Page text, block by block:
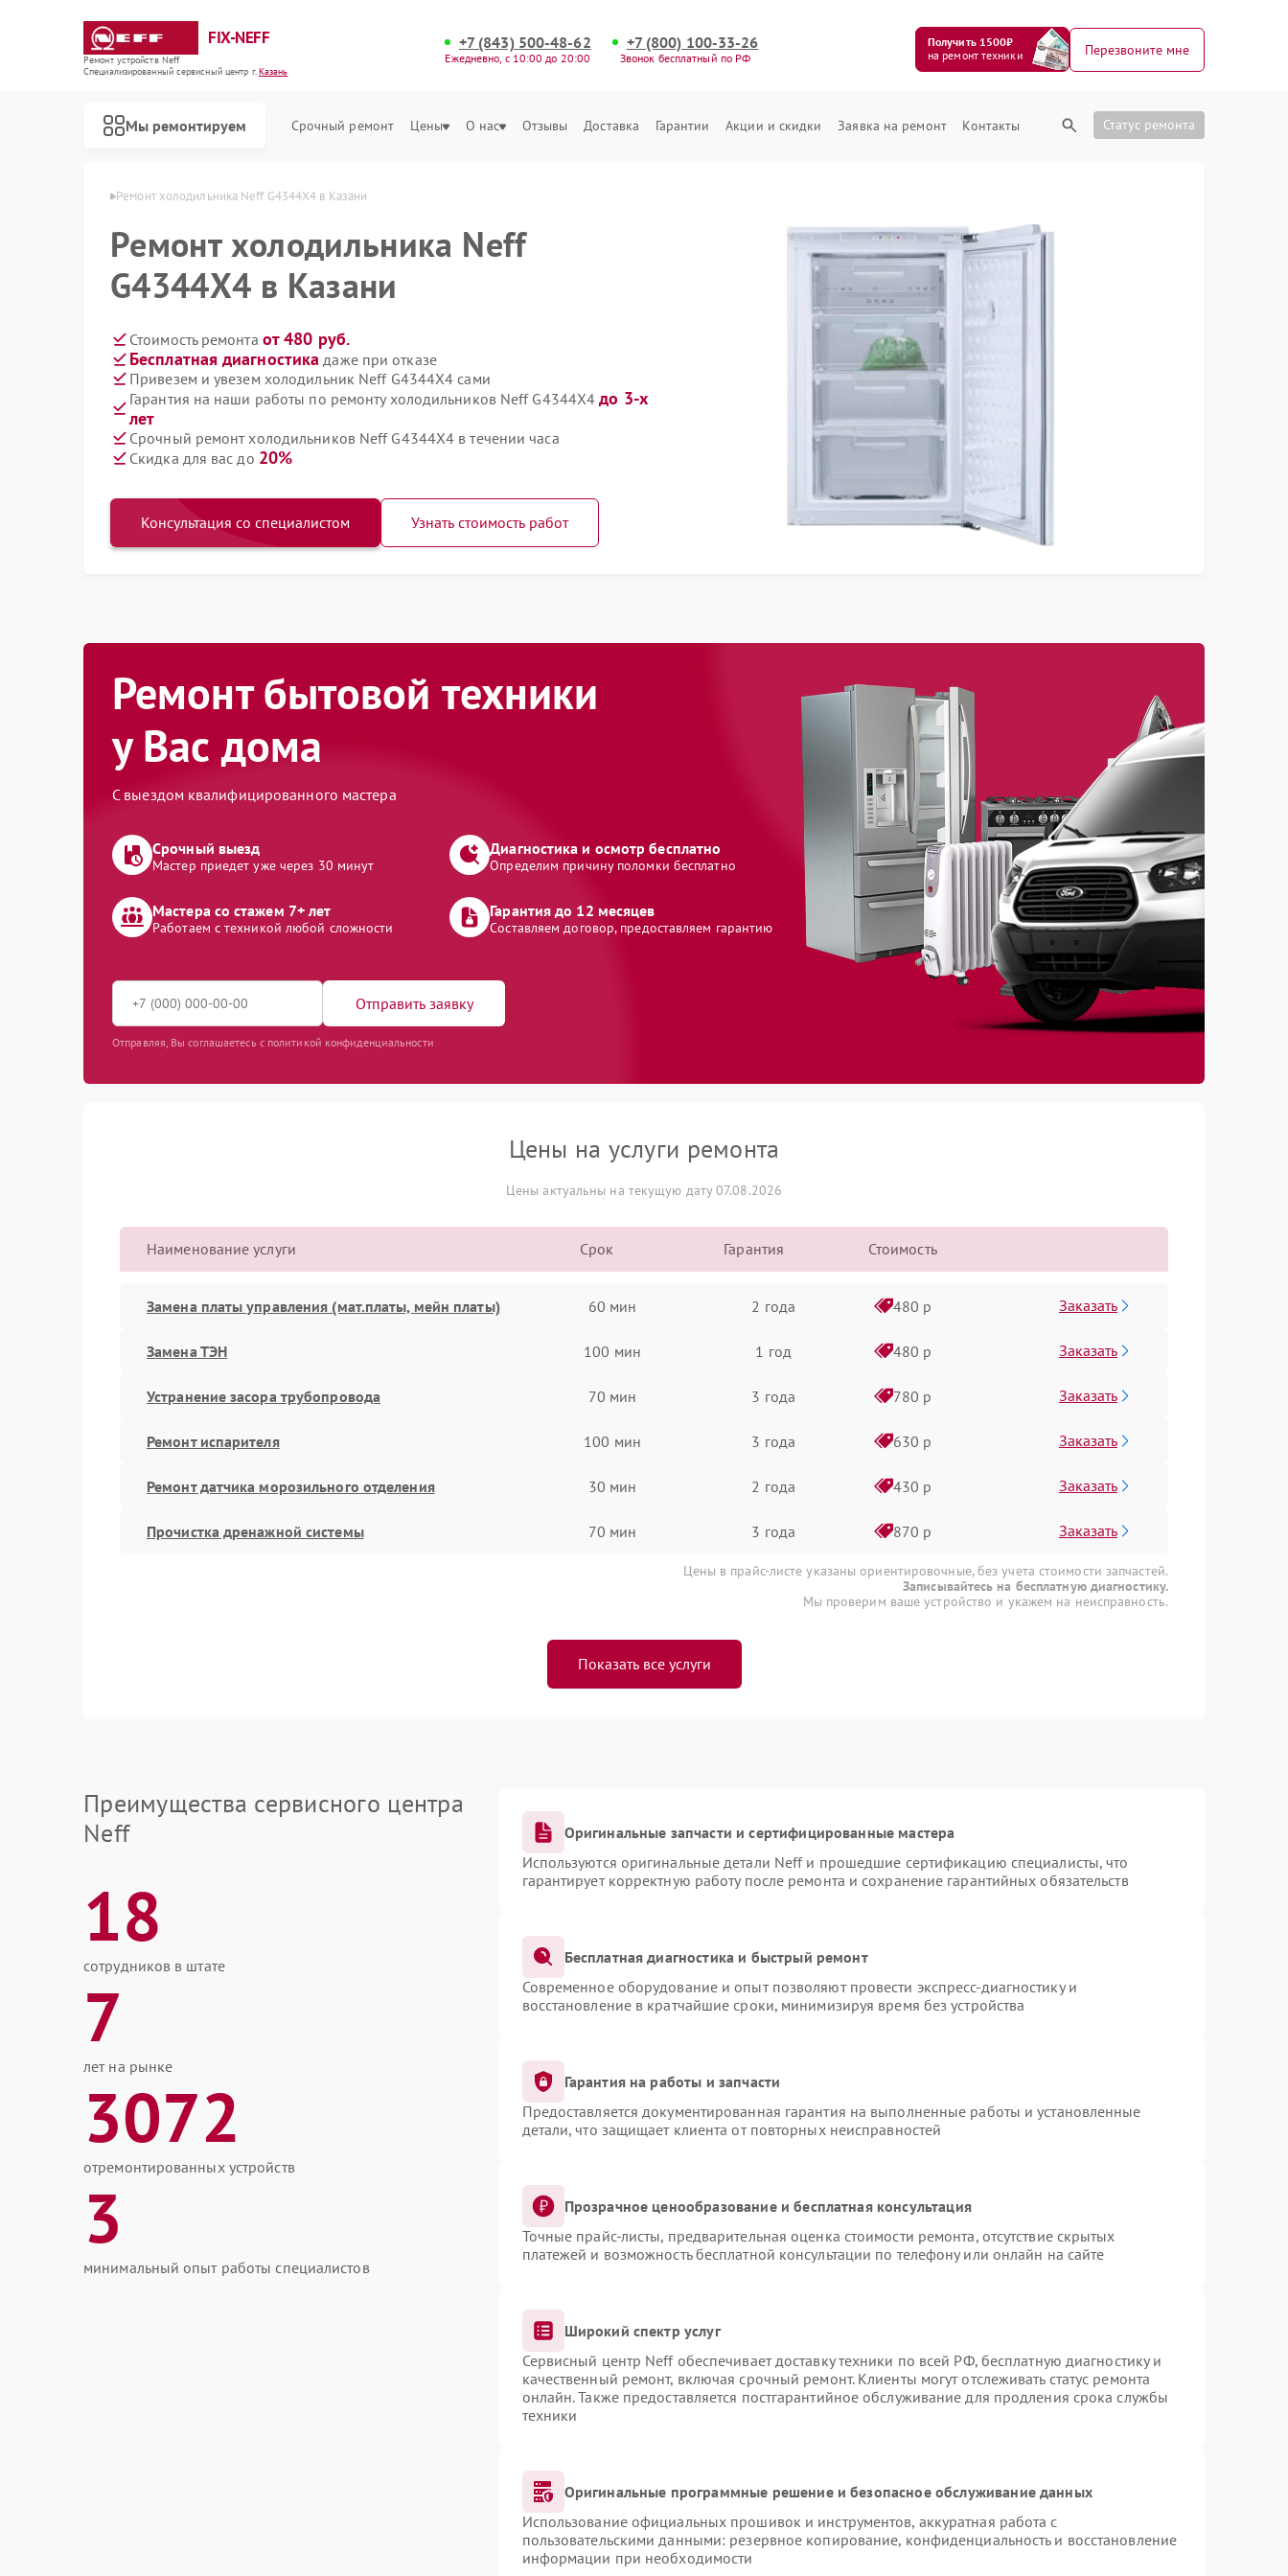
FIX-NEFF
Ремонт устройств Neff
Специализированный cервисный центр г.Казань
+7 (843) 500-48-62
Ежедневно, с 10:00 до 20:00
+7 (800) 100-33-26
Звонок бесплатный по РФ
Получить 1500₽
на ремонт техники
Перезвоните мне
Мы ремонтируем Срочный ремонт Цены О нас Отзывы Доставка Гарантии Акции и скидки Заявка на ремонт Контакты Статус ремонта
Neff в Казани Ремонт холодильника Neff G4344X4 в Казани
Ремонт холодильника Neff
G4344X4 в Казани
Стоимость ремонта от 480 руб.
Бесплатная диагностика даже при отказе
Привезем и увезем холодильник Neff G4344X4 сами
Гарантия на наши работы по ремонту холодильников Neff G4344X4до 3-х
лет
Срочный ремонт холодильников Neff G4344X4 в течении часа
Скидка для вас до 20%
Консультация со специалистом Узнать стоимость работ
Ремонт бытовой техники
у Вас дома
С выездом квалифицированного мастера
Срочный выезд
Мастер приедет уже через 30 минут
Диагностика и осмотр бесплатно
Определим причину поломки бесплатно
Мастера со стажем 7+ лет
Работаем с техникой любой сложности
Гарантия до 12 месяцев
Составляем договор, предоставляем гарантию
Отправить заявку
Отправляя, Вы соглашаетесь с политикой конфиденциальности
Цены на услуги ремонта
Цены актуальны на текущую дату 07.08.2026
Наименование услуги Срок Гарантия Стоимость
Замена платы управления (мат.платы, мейн платы) 60 мин 2 года 480 р Заказать
Замена ТЭН 100 мин 1 год 480 р Заказать
Устранение засора трубопровода 70 мин 3 года 780 р Заказать
Ремонт испарителя 100 мин 3 года 630 р Заказать
Ремонт датчика морозильного отделения 30 мин 2 года 430 р Заказать
Прочистка дренажной системы 70 мин 3 года 870 р Заказать
Цены в прайс-листе указаны ориентировочные, без учета стоимости запчастей.
Записывайтесь на бесплатную диагностику.
Мы проверим ваше устройство и укажем на неисправность.
Показать все услуги
Преимущества сервисного центра
Neff
18
сотрудников в штате
7
лет на рынке
3072
отремонтированных устройств
3
минимальный опыт работы специалистов
Оригинальные запчасти и сертифицированные мастера
Используются оригинальные детали Neff и прошедшие сертификацию специалисты, что
гарантирует корректную работу после ремонта и сохранение гарантийных обязательств
Бесплатная диагностика и быстрый ремонт
Современное оборудование и опыт позволяют провести экспресс-диагностику и
восстановление в кратчайшие сроки, минимизируя время без устройства
Гарантия на работы и запчасти
Предоставляется документированная гарантия на выполненные работы и установленные
детали, что защищает клиента от повторных неисправностей
Прозрачное ценообразование и бесплатная консультация
Точные прайс-листы, предварительная оценка стоимости ремонта, отсутствие скрытых
платежей и возможность бесплатной консультации по телефону или онлайн на сайте
Широкий спектр услуг
Сервисный центр Neff обеспечивает доставку техники по всей РФ, бесплатную диагностику и
качественный ремонт, включая срочный ремонт. Клиенты могут отслеживать статус ремонта
онлайн. Также предоставляется постгарантийное обслуживание для продления срока службы
техники
Оригинальные программные решение и безопасное обслуживание данных
Использование официальных прошивок и инструментов, аккуратная работа с
пользовательскими данными: резервное копирование, конфиденциальность и восстановление
информации при необходимости